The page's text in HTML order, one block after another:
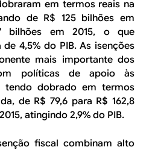
em termos reais na
de R$ 125 bilhões em
bilhões em 2015, o que
4,5% do PIB. As isenções
mais importante dos
políticas de apoio às
tendo dobrado em termos
de R$ 79,6 para R$ 162,8
atingindo 2,9% do PIB.
fiscal combinam alto